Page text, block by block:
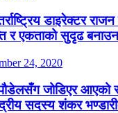
डाइरेक्टर राजन
र एकताको सुदृढ
24, 2020
जोडिएर आएको
सदस्य शंकर